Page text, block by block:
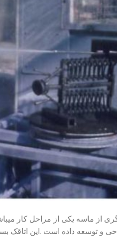
از ماسه یکی از مراحل کار
و توسعه داده است .این اتاقک